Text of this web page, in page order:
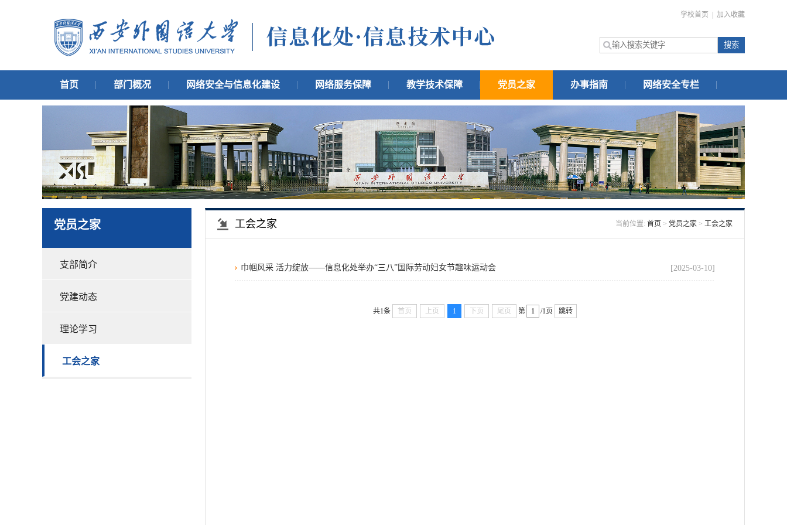
学校首页 加入收藏
首页 部门概况 网络安全与信息化建设 网络服务保障 教学技术保障 党员之家 办事指南 网络安全专栏
党员之家
支部简介
党建动态
理论学习
工会之家
工会之家 当前位置: 首页 > 党员之家 > 工会之家
巾帼风采 活力绽放——信息化处举办“三八”国际劳动妇女节趣味运动会 [2025-03-10]
共1条 首页 上页 1 下页 尾页 第 /1页 跳转